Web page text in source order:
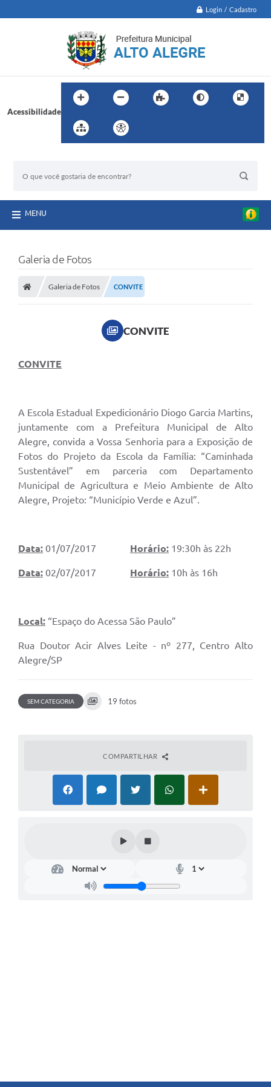
Login / Cadastro
Acessibilidade
MENU
Galeria de Fotos
Galeria de Fotos CONVITE
CONVITE
CONVITE
A Escola Estadual Expedicionário Diogo Garcia Martins,
juntamente com a Prefeitura Municipal de Alto
Alegre, convida a Vossa Senhoria para a Exposição de
Fotos do Projeto da Escola da Família: “Caminhada
Sustentável” em parceria com Departamento
Municipal de Agricultura e Meio Ambiente de Alto
Alegre, Projeto: “Município Verde e Azul”.
Data: 01/07/2017 Horário: 19:30h às 22h
Data: 02/07/2017 Horário: 10h às 16h
Local: “Espaço do Acessa São Paulo”
Rua Doutor Acir Alves Leite - nº 277, Centro Alto
Alegre/SP
SEM CATEGORIA 19 fotos
COMPARTILHAR